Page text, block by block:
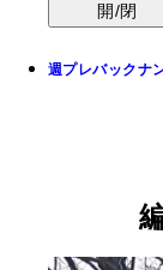
開/閉
週プレバックナ